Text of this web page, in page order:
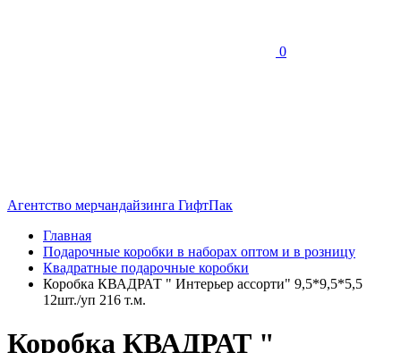
0
Агентство мерчандайзинга ГифтПак
Главная
Подарочные коробки в наборах оптом и в розницу
Квадратные подарочные коробки
Коробка КВАДРАТ " Интерьер ассорти" 9,5*9,5*5,5
12шт./уп 216 т.м.
Коробка КВАДРАТ "